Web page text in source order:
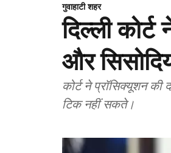
गुवाहाटी शहर
दिल्ली
और
कोर्ट ने प्रॉसिक्यूशन की
टिक नहीं सकते।